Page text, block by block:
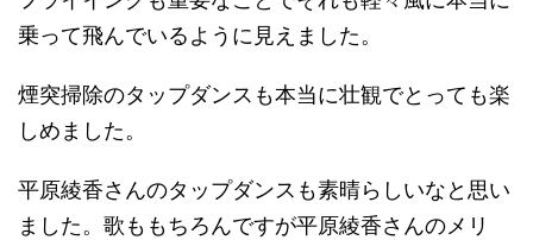
乗って飛んでいるように見えました。
煙突掃除のタップダンスも本当に壮観でとっても楽
しめました。
平原綾香さんのタップダンスも素晴らしいなと思い
ました。歌ももちろんですが平原綾香さんのメリ